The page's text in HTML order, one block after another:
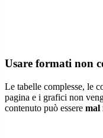
Usare formati non
Le tabelle complesse, le
pagina e i grafici non
contenuto può essere mal